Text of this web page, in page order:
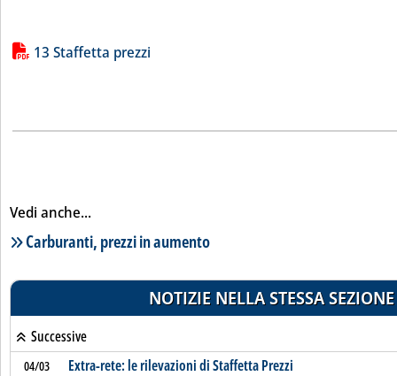
Lista allegati PDF alla notizia
13 Staffetta prezzi
Vedi anche...
Lista notizie correlate
Carburanti, prezzi in aumento
NOTIZIE NELLA STESSA SEZIONE
Successive
04/03 Extra-rete: le rilevazioni di Staffetta Prezzi